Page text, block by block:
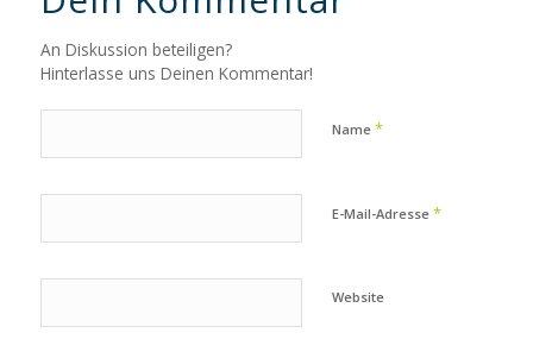
An Diskussion beteiligen?
Hinterlasse uns Deinen Kommentar!
Name *
E-Mail-Adresse *
Website